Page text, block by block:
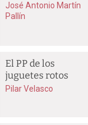
José Antonio Martín
Pallín
El PP de los
juguetes rotos
Pilar Velasco